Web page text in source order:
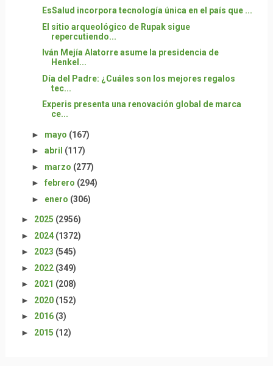
EsSalud incorpora tecnología única en el país que ...
El sitio arqueológico de Rupak sigue
repercutiendo...
Iván Mejía Alatorre asume la presidencia de
Henkel...
Día del Padre: ¿Cuáles son los mejores regalos
tec...
Experis presenta una renovación global de marca
ce...
► mayo (167)
► abril (117)
► marzo (277)
► febrero (294)
► enero (306)
► 2025 (2956)
► 2024 (1372)
► 2023 (545)
► 2022 (349)
► 2021 (208)
► 2020 (152)
► 2016 (3)
► 2015 (12)